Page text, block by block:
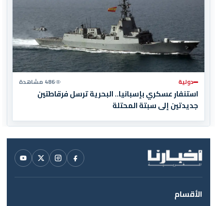
دولية 486 مشاهدة
استنفار عسكري بإسبانيا.. البحرية ترسل فرقاطتين
جديدتين إلى سبتة المحتلة
الأقسام